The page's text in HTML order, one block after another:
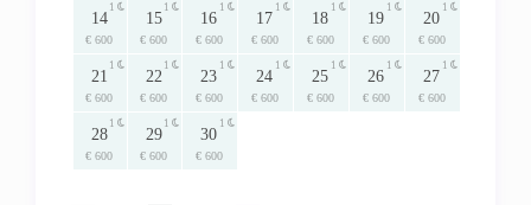
14
€ 600
1
15
€ 600
1
16
€ 600
1
17
€ 600
1
18
€ 600
1
19
€ 600
1
20
€ 600
1
21
€ 600
1
22
€ 600
1
23
€ 600
1
24
€ 600
1
25
€ 600
1
26
€ 600
1
27
€ 600
1
28
€ 600
1
29
€ 600
1
30
€ 600
1